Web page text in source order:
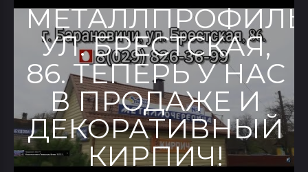
УЛ. БРЕСТСКАЯ,
86. ТЕПЕРЬ У НАС
В ПРОДАЖЕ И
ДЕКОРАТИВНЫЙ
КИРПИЧ!